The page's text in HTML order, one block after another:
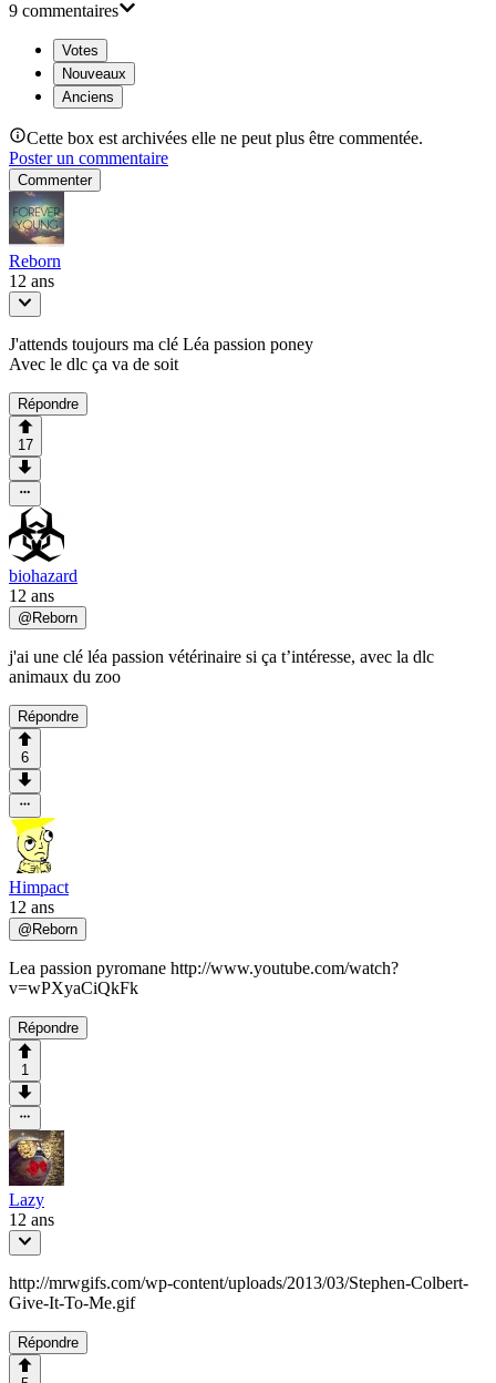
9 commentaires
Votes
Nouveaux
Anciens
Cette box est archivées elle ne peut plus être commentée.
Poster un commentaire
Commenter
Reborn
12 ans
J'attends toujours ma clé Léa passion poney
Avec le dlc ça va de soit
Répondre
17
biohazard
12 ans
@Reborn
j'ai une clé léa passion vétérinaire si ça t’intéresse, avec la dlc
animaux du zoo
Répondre
6
Himpact
12 ans
@ Reborn
Lea passion pyromane http://www.youtube.com/watch?
v=wPXyaCiQkFk
Répondre
1
Lazy
12 ans
http://mrwgifs.com/wp-content/uploads/2013/03/Stephen-Colbert-
Give-It-To-Me.gif
Répondre